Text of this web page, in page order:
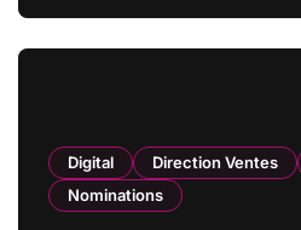
janvier 2026
Digital Direction Ventes
Nominations